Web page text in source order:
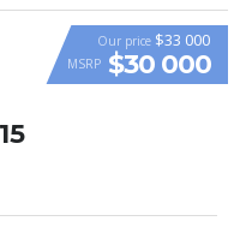
VIDEO
Our price $33 000
MSRP $30 000